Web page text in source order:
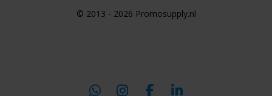
© 2013 - 2026 Promosupply.nl